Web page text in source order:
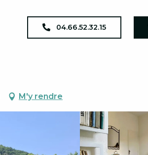
04.66.52.32.15
M'y rendre